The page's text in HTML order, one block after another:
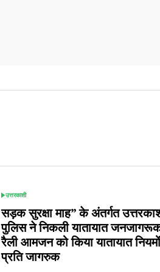
POSTED
उत्तरकाशी
सड़क सुरक्षा माह” के अंतर्गत
पुलिस ने निकली यातायात
रैली आमजन को किया यातायात
प्रति जागरुक